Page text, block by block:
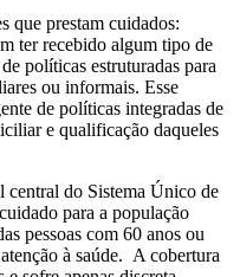
que prestam cuidados:
ter recebido algum tipo de
políticas estruturadas para
ou informais. Esse
de políticas integradas de
e qualificação daqueles
central do Sistema Único de
para a população
pessoas com 60 anos ou
à saúde. A cobertura